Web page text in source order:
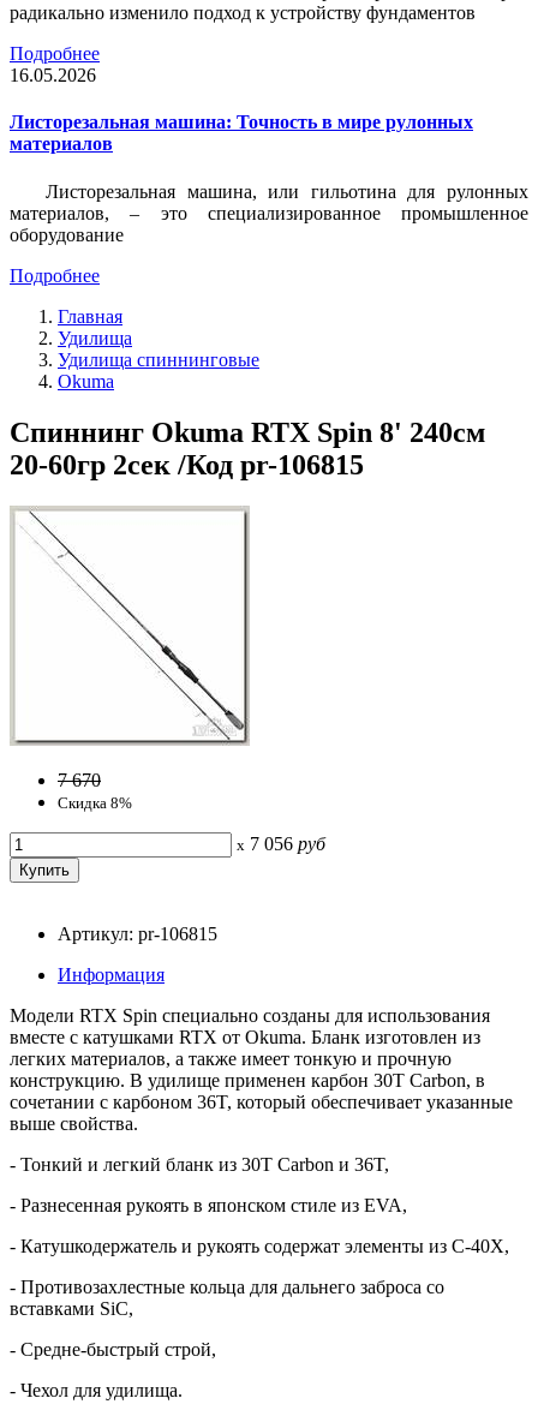
радикально изменило подход к устройству фундаментов
Подробнее
16.05.2026
Листорезальная машина: Точность в мире рулонных
материалов
Листорезальная машина, или гильотина для рулонных
материалов, – это специализированное промышленное
оборудование
Подробнее
Главная
Удилища
Удилища спиннинговые
Okuma
Спиннинг Okuma RTX Spin 8' 240см
20-60гр 2сек /Код pr-106815
7 670
Скидка 8%
x 7 056 руб
Артикул: pr-106815
Информация
Модели RTX Spin специально созданы для использования
вместе с катушками RTX от Okuma. Бланк изготовлен из
легких материалов, а также имеет тонкую и прочную
конструкцию. В удилище применен карбон 30T Carbon, в
сочетании с карбоном 36T, который обеспечивает указанные
выше свойства.
- Тонкий и легкий бланк из 30T Carbon и 36T,
- Разнесенная рукоять в японском стиле из EVA,
- Катушкодержатель и рукоять содержат элементы из C-40X,
- Противозахлестные кольца для дальнего заброса со
вставками SiC,
- Средне-быстрый строй,
- Чехол для удилища.